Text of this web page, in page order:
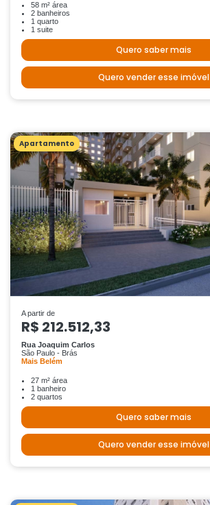
58 m² área
2 banheiros
1 quarto
1 suite
Quero saber mais
Quero vender esse imóvel
Apartamento
A partir de
R$ 212.512,33
Rua Joaquim Carlos
São Paulo - Brás
Mais Belém
27 m² área
1 banheiro
2 quartos
Quero saber mais
Quero vender esse imóvel